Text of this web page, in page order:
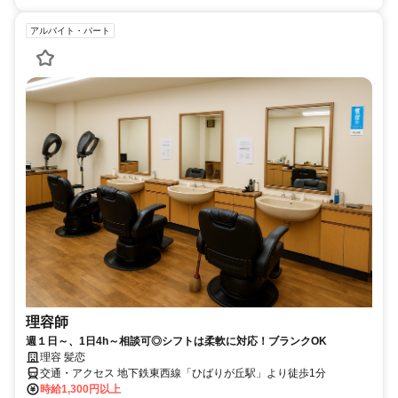
アルバイト・パート
理容師
週１日～、1日4h～相談可◎シフトは柔軟に対応！ブランクOK
理容 髪恋
交通・アクセス 地下鉄東西線「ひばりが丘駅」より徒歩1分
時給1,300円以上